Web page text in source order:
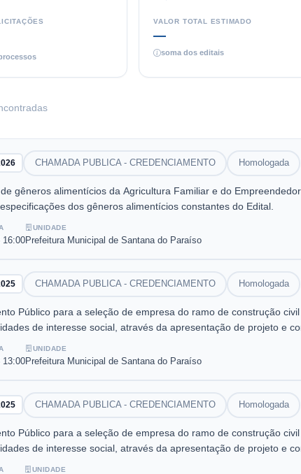
VALOR TOTAL ESTIMADO
—
soma dos editais
s
CHAMADA PUBLICA - CREDENCIAMENTO Homologada
gêneros alimentícios da Agricultura Familiar e do
dos gêneros alimentícios constantes do Edital.
16:00
UNIDADE
Prefeitura Municipal de Santana do Paraíso
CHAMADA PUBLICA - CREDENCIAMENTO Homologada
Público para a seleção de empresa do ramo de construção
de interesse social, através da apresentação de projeto e
do Município de Santana do Paraíso/MG.
13:00
UNIDADE
Prefeitura Municipal de Santana do Paraíso
CHAMADA PUBLICA - CREDENCIAMENTO Homologada
Público para a seleção de empresa do ramo de construção
de interesse social, através da apresentação de projeto e
do Município de Santana do Paraíso/MG.
UNIDADE